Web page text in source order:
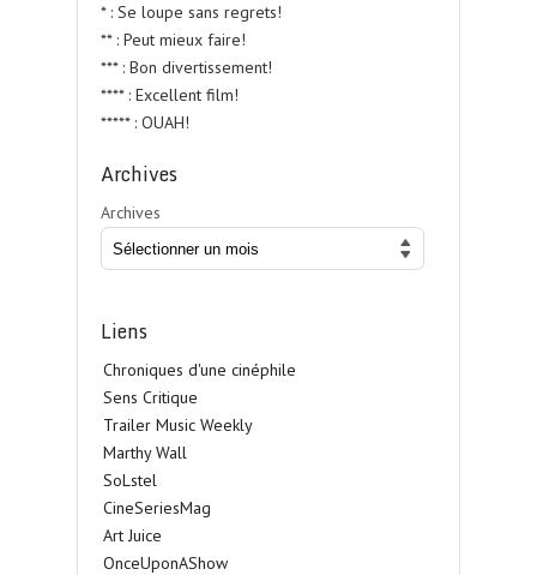
* : Se loupe sans regrets!
** : Peut mieux faire!
*** : Bon divertissement!
**** : Excellent film!
***** : OUAH!
Archives
Archives
Liens
Chroniques d'une cinéphile
Sens Critique
Trailer Music Weekly
Marthy Wall
SoLstel
CineSeriesMag
Art Juice
OnceUponAShow